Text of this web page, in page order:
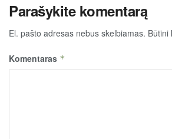
Parašykite komentarą
El. pašto adresas nebus skelbiamas. Būtini
Komentaras *